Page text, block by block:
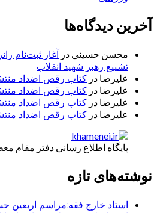
آخرین دیدگاه‌ها
محسن حسینی در آغاز ثبت‌نام
تشییع رهبر شهید انقلاب
علیرضا در کتاب رقص اضداد
علیرضا در کتاب رقص اضداد
علیرضا در کتاب رقص اضداد
علیرضا در کتاب رقص اضداد
پایگاه اطلاع رسانی دفتر مقام
نوشته‌های تازه
استاد خارج فقه:مراسم